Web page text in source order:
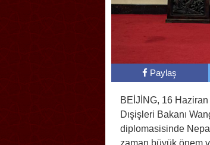
Paylaş
BEİJİNG, 16
Dışişleri Bakanı
diplomasisinde
zaman büyük önem